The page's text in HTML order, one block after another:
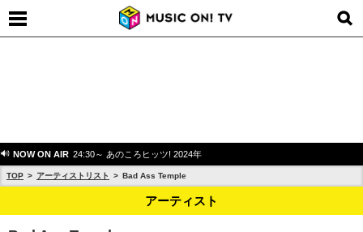
NOW ON AIR 24:30～ あのころヒッツ! 2024年
TOP アーティストリスト Bad Ass Temple
アーティスト